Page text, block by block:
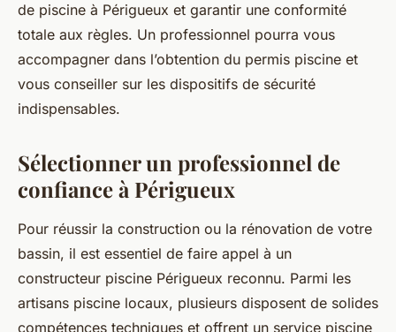
de piscine à Périgueux et garantir une conformité
totale aux règles. Un professionnel pourra vous
accompagner dans l’obtention du permis piscine et
vous conseiller sur les dispositifs de sécurité
indispensables.
Sélectionner un professionnel de
confiance à Périgueux
Pour réussir la construction ou la rénovation de votre
bassin, il est essentiel de faire appel à un
constructeur piscine Périgueux reconnu. Parmi les
artisans piscine locaux, plusieurs disposent de solides
compétences techniques et offrent un service piscine